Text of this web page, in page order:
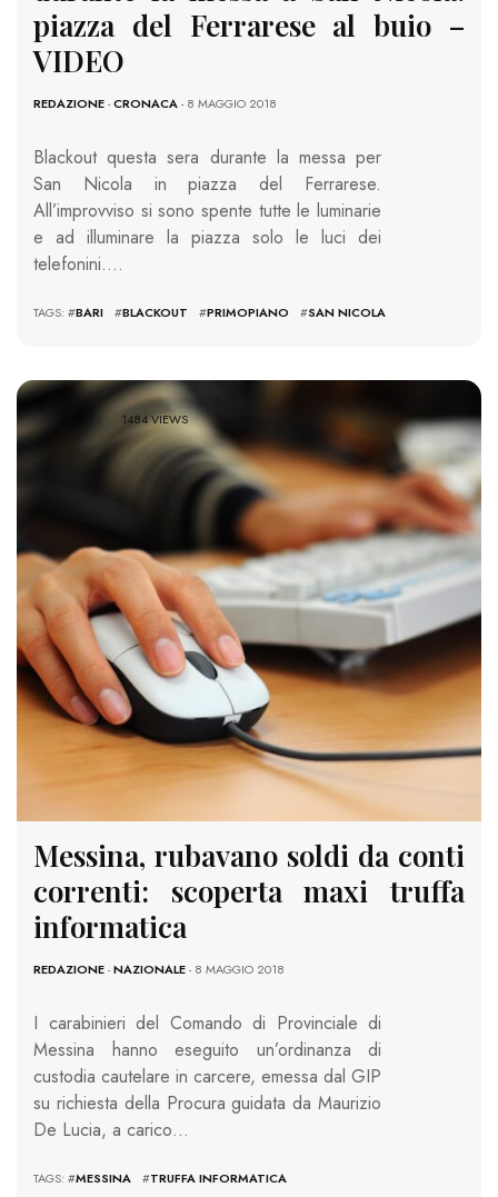
piazza del Ferrarese al buio –
VIDEO
REDAZIONE-CRONACA- 8 MAGGIO 2018
Blackout questa sera durante la messa per
San Nicola in piazza del Ferrarese.
All’improvviso si sono spente tutte le luminarie
e ad illuminare la piazza solo le luci dei
telefonini….
TAGS: #BARI #BLACKOUT #PRIMOPIANO #SAN NICOLA
1484 VIEWS
Messina, rubavano soldi da conti
correnti: scoperta maxi truffa
informatica
REDAZIONE-NAZIONALE- 8 MAGGIO 2018
I carabinieri del Comando di Provinciale di
Messina hanno eseguito un’ordinanza di
custodia cautelare in carcere, emessa dal GIP
su richiesta della Procura guidata da Maurizio
De Lucia, a carico…
TAGS: #MESSINA #TRUFFA INFORMATICA